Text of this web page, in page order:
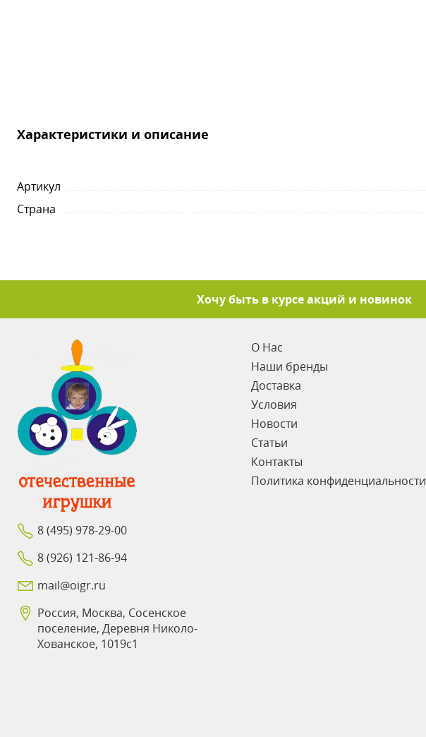
Характеристики и описание
Артикул
Страна
Хочу быть в курсе акций и новинок
8 (495) 978-29-00
8 (926) 121-86-94
mail@oigr.ru
Россия, Москва, Сосенское
поселение, Деревня Николо-
Хованское, 1019с1
О Нас
Наши бренды
Доставка
Условия
Новости
Статьи
Контакты
Политика конфиденциальности